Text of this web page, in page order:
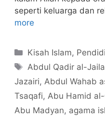
seperti keluarga dan
more
Categories
Kisah Islam,
Tags
Abdul Qadir al-
Jazairi, Abdul Wahab
Tsaqafi, Abu Hamid
Abu Madyan, agama